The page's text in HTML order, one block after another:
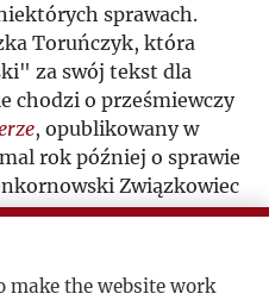
sprawach.
Toruńczyk, która
za swój tekst dla
chodzi o prześmiewczy
, opublikowany w
rok później o sprawie
Związkowiec
make the website work